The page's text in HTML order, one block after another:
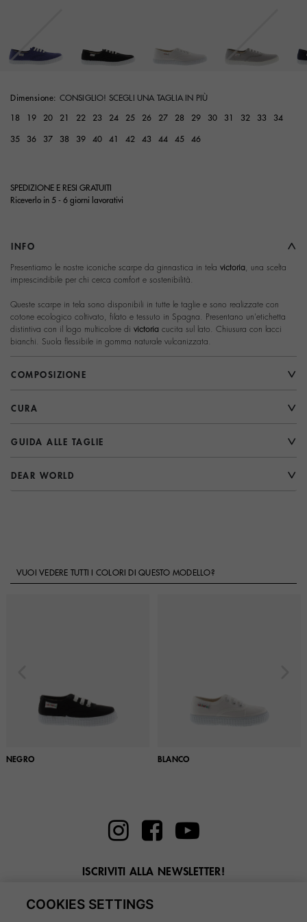
Dimensione: CONSIGLIO! SCEGLI UNA TAGLIA IN PIÙ
18 19 20 21 22 23 24 25 26 27 28 29 30 31 32 33 34
35 36 37 38 39 40 41 42 43 44 45 46
SPEDIZIONE E RESI GRATUITI
Riceverlo in 5 - 6 giorni lavorativi
INFO
Presentiamo le nostre iconiche scarpe da ginnastica in tela victoria , una scelta
imprescindibile per chi cerca comfort e sostenibilità.
Queste scarpe in tela sono disponibili in tutte le taglie e sono realizzate con
cotone ecologico coltivato, filato e tessuto in Spagna. Presentano un'etichetta
distintiva con il logo multicolore di victoria cucita sul lato. Chiusura con lacci
bianchi. Suola flessibile in gomma naturale vulcanizzata.
COMPOSIZIONE
CURA
GUIDA ALLE TAGLIE
DEAR WORLD
VUOI VEDERE TUTTI I COLORI DI QUESTO MODELLO?
NEGRO BLANCO
ISCRIVITI ALLA NEWSLETTER!
COOKIES SETTINGS